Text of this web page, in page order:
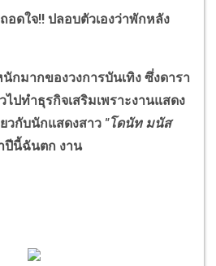
อดใจ!! ปลอบตัวเองว่าพักหลัง
กของวงการบันเทิง ซึ่งดารา
ปทำธุรกิจเสริมเพราะงานแสดง
วกับนักแสดงสาว "โดนัท มนัส
ปีนี้ฉันตก งาน